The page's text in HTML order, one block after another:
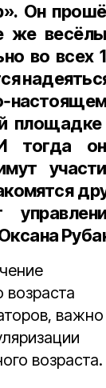
Он
же
во всех
площадке
тогда
важно
возраста.